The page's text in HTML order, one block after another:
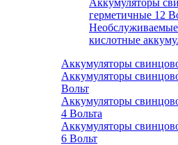
Аккумуляторы
герметичные 12
кислотные
Аккумуляторы
Аккумуляторы
Вольт
Аккумуляторы
4 Вольта
Аккумуляторы
6 Вольт